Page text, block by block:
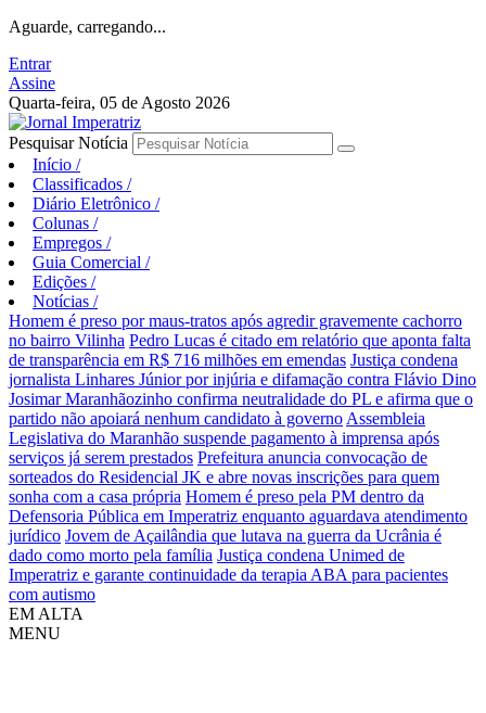
Aguarde, carregando...
Entrar
Assine
Quarta-feira, 05 de Agosto 2026
Pesquisar Notícia
Início /
Classificados /
Diário Eletrônico /
Colunas /
Empregos /
Guia Comercial /
Edições /
Notícias /
Homem é preso por maus-tratos após agredir gravemente cachorro
no bairro Vilinha Pedro Lucas é citado em relatório que aponta falta
de transparência em R$ 716 milhões em emendas Justiça condena
jornalista Linhares Júnior por injúria e difamação contra Flávio Dino
Josimar Maranhãozinho confirma neutralidade do PL e afirma que o
partido não apoiará nenhum candidato à governo Assembleia
Legislativa do Maranhão suspende pagamento à imprensa após
serviços já serem prestados Prefeitura anuncia convocação de
sorteados do Residencial JK e abre novas inscrições para quem
sonha com a casa própria Homem é preso pela PM dentro da
Defensoria Pública em Imperatriz enquanto aguardava atendimento
jurídico Jovem de Açailândia que lutava na guerra da Ucrânia é
dado como morto pela família Justiça condena Unimed de
Imperatriz e garante continuidade da terapia ABA para pacientes
com autismo
EM ALTA
MENU